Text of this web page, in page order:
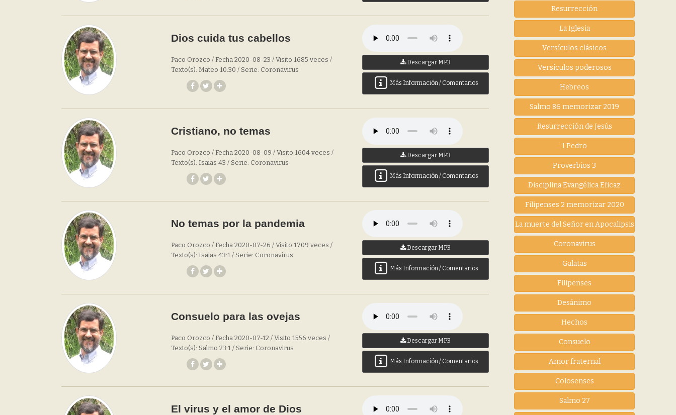
Dios cuida tus cabellos
Paco Orozco / Fecha 2020-08-23 / Visito 1685 veces /
Texto(s): Mateo 10:30 / Serie: Coronavirus
Descargar MP3
Más Información / Comentarios
Cristiano, no temas
Paco Orozco / Fecha 2020-08-09 / Visito 1604 veces /
Texto(s): Isaias 43 / Serie: Coronavirus
Descargar MP3
Más Información / Comentarios
No temas por la pandemia
Paco Orozco / Fecha 2020-07-26 / Visito 1709 veces /
Texto(s): Isaias 43:1 / Serie: Coronavirus
Descargar MP3
Más Información / Comentarios
Consuelo para las ovejas
Paco Orozco / Fecha 2020-07-12 / Visito 1556 veces /
Texto(s): Salmo 23:1 / Serie: Coronavirus
Descargar MP3
Más Información / Comentarios
El virus y el amor de Dios
Resurrección
La Iglesia
Versículos clásicos
Versículos poderosos
Hebreos
Salmo 86 memorizar 2019
Resurrección de Jesús
1 Pedro
Proverbios 3
Disciplina Evangélica Eficaz
Filipenses 2 memorizar 2020
La muerte del Señor en Apocalipsis
Coronavirus
Galatas
Filipenses
Desánimo
Hechos
Consuelo
Amor fraternal
Colosenses
Salmo 27